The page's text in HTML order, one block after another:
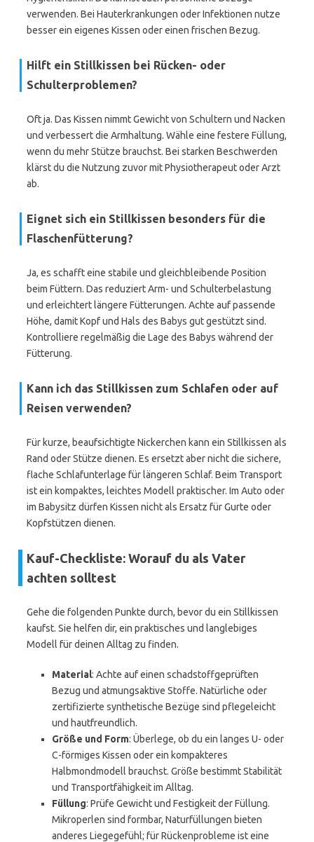
verwenden. Bei Hauterkrankungen oder Infektionen nutze
besser ein eigenes Kissen oder einen frischen Bezug.
Hilft ein Stillkissen bei Rücken- oder
Schulterproblemen?
Oft ja. Das Kissen nimmt Gewicht von Schultern und Nacken
und verbessert die Armhaltung. Wähle eine festere Füllung,
wenn du mehr Stütze brauchst. Bei starken Beschwerden
klärst du die Nutzung zuvor mit Physiotherapeut oder Arzt
ab.
Eignet sich ein Stillkissen besonders für die
Flaschenfütterung?
Ja, es schafft eine stabile und gleichbleibende Position
beim Füttern. Das reduziert Arm- und Schulterbelastung
und erleichtert längere Fütterungen. Achte auf passende
Höhe, damit Kopf und Hals des Babys gut gestützt sind.
Kontrolliere regelmäßig die Lage des Babys während der
Fütterung.
Kann ich das Stillkissen zum Schlafen oder auf
Reisen verwenden?
Für kurze, beaufsichtigte Nickerchen kann ein Stillkissen als
Rand oder Stütze dienen. Es ersetzt aber nicht die sichere,
flache Schlafunterlage für längeren Schlaf. Beim Transport
ist ein kompaktes, leichtes Modell praktischer. Im Auto oder
im Babysitz dürfen Kissen nicht als Ersatz für Gurte oder
Kopfstützen dienen.
Kauf-Checkliste: Worauf du als Vater
achten solltest
Gehe die folgenden Punkte durch, bevor du ein Stillkissen
kaufst. Sie helfen dir, ein praktisches und langlebiges
Modell für deinen Alltag zu finden.
Material: Achte auf einen schadstoffgeprüften
Bezug und atmungsaktive Stoffe. Natürliche oder
zertifizierte synthetische Bezüge sind pflegeleicht
und hautfreundlich.
Größe und Form: Überlege, ob du ein langes U- oder
C-förmiges Kissen oder ein kompakteres
Halbmondmodell brauchst. Größe bestimmt Stabilität
und Transportfähigkeit im Alltag.
Füllung: Prüfe Gewicht und Festigkeit der Füllung.
Mikroperlen sind formbar, Naturfüllungen bieten
anderes Liegegefühl; für Rückenprobleme ist eine